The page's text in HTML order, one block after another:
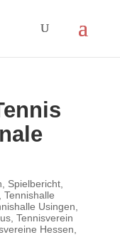
Spielbericht,
Tennishalle
Usingen
, Tennisverein
Hessen